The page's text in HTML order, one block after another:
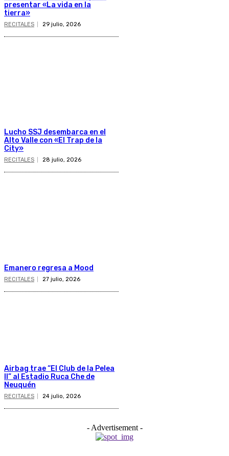
presentar «La vida en la
tierra»
RECITALES 29 julio, 2026
Lucho SSJ desembarca en el
Alto Valle con «El Trap de la
City»
RECITALES 28 julio, 2026
Emanero regresa a Mood
RECITALES 27 julio, 2026
Airbag trae “El Club de la Pelea
II” al Estadio Ruca Che de
Neuquén
RECITALES 24 julio, 2026
- Advertisement -